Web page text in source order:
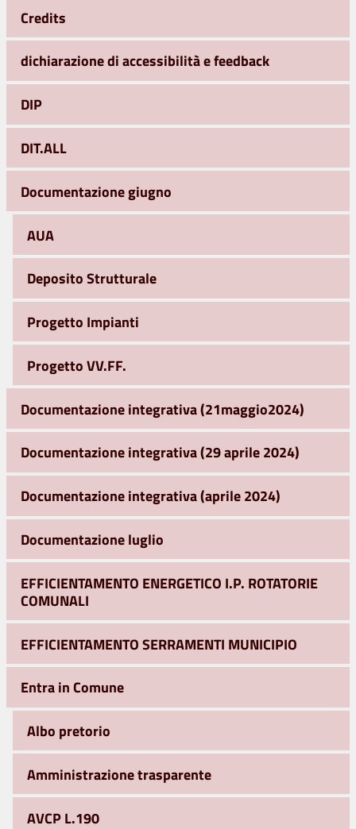
Credits
dichiarazione di accessibilità e feedback
DIP
DIT.ALL
Documentazione giugno
AUA
Deposito Strutturale
Progetto Impianti
Progetto VV.FF.
Documentazione integrativa (21maggio2024)
Documentazione integrativa (29 aprile 2024)
Documentazione integrativa (aprile 2024)
Documentazione luglio
EFFICIENTAMENTO ENERGETICO I.P. ROTATORIE
COMUNALI
EFFICIENTAMENTO SERRAMENTI MUNICIPIO
Entra in Comune
Albo pretorio
Amministrazione trasparente
AVCP L.190